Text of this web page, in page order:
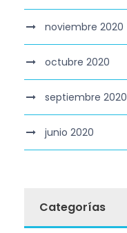
noviembre 2020
octubre 2020
septiembre 2020
junio 2020
Categorías